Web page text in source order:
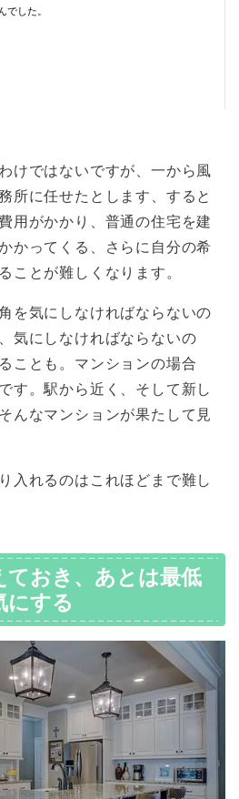
けではないですが、一から風
所に任せたとします、すると
用がかかり、普通の住宅を建
かってくる、さらに自分の希
ことが難しくなります。
を気にしなければならないの
気にしなければならないの
ことも。マンションの場合
す。駅から近く、そして新し
んなマンションが果たして見
入れるのはこれほどまで難し
ておき、あとは最低
にする